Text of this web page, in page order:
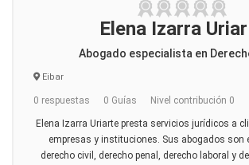
Elena Izarra
Abogado especialista en
Eibar
0 respuestas 0 Guías Nivel contribución 0
Elena Izarra Uriarte presta servicios jurídicos a
empresas y instituciones. Sus abogados son
derecho civil, derecho penal, derecho laboral y